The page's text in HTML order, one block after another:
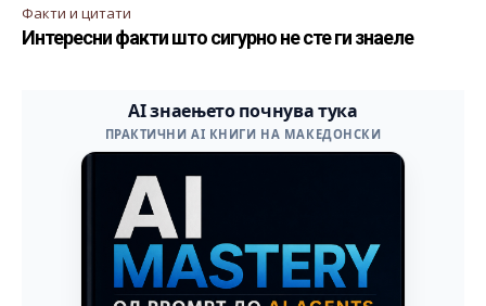
Факти и цитати
Интересни факти што сигурно не сте ги знаеле